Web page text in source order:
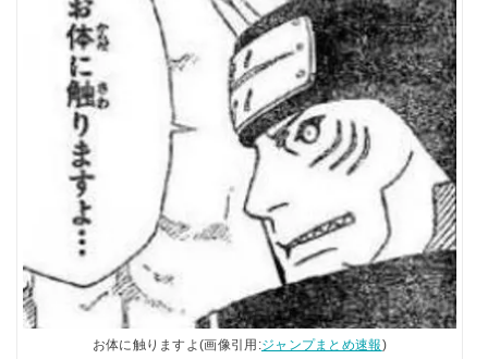
お体に触りますよ(画像引用:ジャンプまとめ速報)